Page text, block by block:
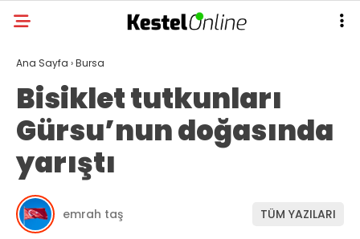
Ana Sayfa ›Bursa
Bisiklet tutkunları
Gürsu’nun doğasında
yarıştı
emrah taş TÜM YAZILARI